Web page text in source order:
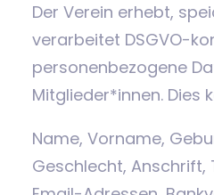
Der Verein erhebt,
verarbeitet DSGVO-
personenbezogene
Mitglieder*innen. Dies
Name, Vorname,
Geschlecht, Anschrift,